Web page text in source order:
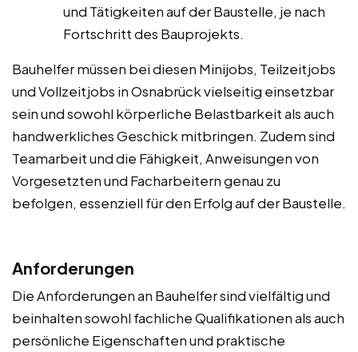
und Tätigkeiten auf der Baustelle, je nach
Fortschritt des Bauprojekts.
Bauhelfer müssen bei diesen Minijobs, Teilzeitjobs
und Vollzeitjobs in Osnabrück vielseitig einsetzbar
sein und sowohl körperliche Belastbarkeit als auch
handwerkliches Geschick mitbringen. Zudem sind
Teamarbeit und die Fähigkeit, Anweisungen von
Vorgesetzten und Facharbeitern genau zu
befolgen, essenziell für den Erfolg auf der Baustelle.
Anforderungen
Die Anforderungen an Bauhelfer sind vielfältig und
beinhalten sowohl fachliche Qualifikationen als auch
persönliche Eigenschaften und praktische